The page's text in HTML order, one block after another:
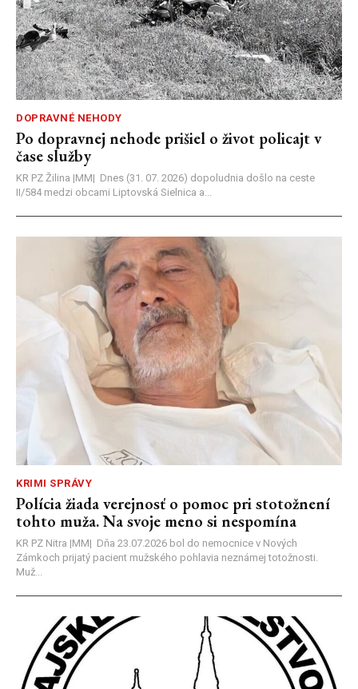
DOPRAVNÉ NEHODY
Po dopravnej nehode prišiel o život policajt v
čase služby
KR PZ Žilina |MM| Dnes (31. 07. 2026) dopoludnia došlo na ceste
II/584 medzi obcami Liptovská Sielnica a...
KRIMI SPRÁVY
Polícia žiada verejnosť o pomoc pri stotožnení
tohto muža. Na svoje meno si nespomína
KR PZ Nitra |MM| Dňa 23.07.2026 bol do nemocnice v Nových
Zámkoch prijatý pacient mužského pohlavia neznámej totožnosti.
Muž...